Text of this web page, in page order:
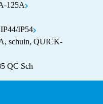
125A
IP54
schuin, QUICK-
QC Sch